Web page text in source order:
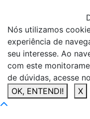
Nós utilizamos
experiência de
seu interesse. Ao
com este
de dúvidas, acesse
OK, ENTENDI!
X